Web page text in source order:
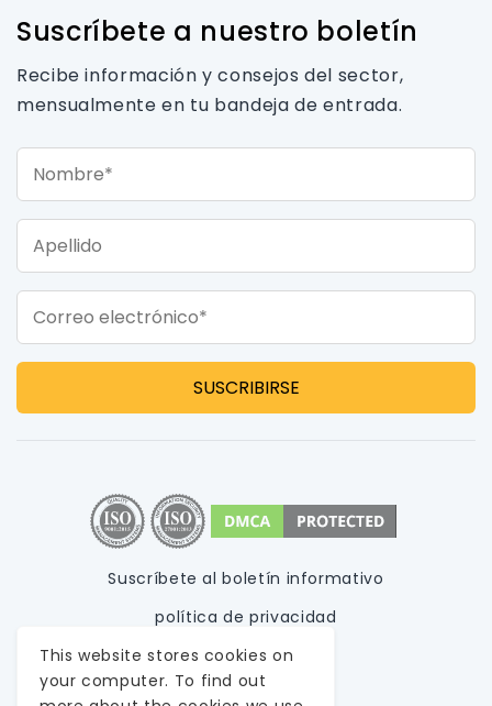
Suscríbete a nuestro boletín
Recibe información y consejos del sector,
mensualmente en tu bandeja de entrada.
Nombre*
Apellido
Correo electrónico*
Suscríbete al boletín informativo
política de privacidad
Condiciones de uso
Mapa del sitio
This website stores cookies on
your computer. To find out